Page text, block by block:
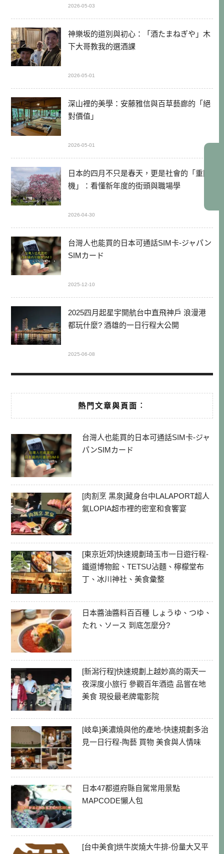
2026-05-03
神樂坂的道別與初心：「酒たまねぎや」木
下大哥教我的選酒課
2026-05-01
深山裡的美學：安藤雅信與百草藝廊的「絕
對價值」
2026-05-01
日本的四月不只是春天，更是社會的「重開
機」：看懂新年度的街頭與職場學
2026-04-30
台灣人也能買的日本可通話SIM卡-ジャパン
SIMカード
2025-12-10
2025四月起星宇開航台中直飛神戶 浪漫港
都玩什麼? 酒雄的一日行程大公開
2025-06-08
熱門文章與頁面︰
台灣人也能買的日本可通話SIM卡-ジャ
パンSIMカード
[肉割烹 黑泉]藏身台中LALAPORT超人
氣LOPIA超市裡的密室和食饗宴
[東京近郊]快速規劃琦玉市一日遊行程-
鐵道博物館、TETSU沾麵、檸檬堂布
丁、冰川神社、美食彙整
日本醬油醬料百百種 しょうゆ、つゆ、
たれ、ソース 到底怎麼分?
[新潟行程]快速規劃上越妙高的兩天一
夜深度小旅行 參觀百年酒造 品嘗在地
美食 現役最老牌電影院
[岐阜]美濃燒與他的產地-快速規劃多治
見一日行程-陶藝 買物 美食與人情味
日本47都道府縣自駕常用景點
MAPCODE懶人包
[台中美食]烘牛炭燒大牛排-份量大又平